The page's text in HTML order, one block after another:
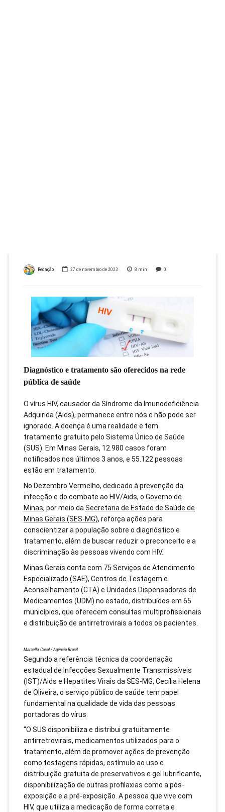
Redação 27 de novembro de 2023 8 min 0
Diagnóstico e tratamento são oferecidos na rede
pública de saúde
O vírus HIV, causador da Síndrome da Imunodeficiência
Adquirida (Aids), permanece entre nós e não pode ser
ignorado. A doença é uma realidade e tem
tratamento gratuito pelo Sistema Único de Saúde
(SUS). Em Minas Gerais, 12.980 casos foram
notificados nos últimos 3 anos, e 55.122 pessoas
estão em tratamento.
No Dezembro Vermelho, dedicado à prevenção da
infecção e do combate ao HIV/Aids, o Governo de
Minas, por meio da Secretaria de Estado de Saúde de
Minas Gerais (SES-MG), reforça ações para
conscientizar a população sobre o diagnóstico e
tratamento, além de buscar reduzir o preconceito e a
discriminação às pessoas vivendo com HIV.
Minas Gerais conta com 75 Serviços de Atendimento
Especializado (SAE), Centros de Testagem e
Aconselhamento (CTA) e Unidades Dispensadoras de
Medicamentos (UDM) no estado, distribuídos em 65
municípios, que oferecem consultas multiprofissionais
e distribuição de antirretrovirais a todos os pacientes.
Marcello Casal / Agência Brasil
Segundo a referência técnica da coordenação
estadual de Infecções Sexualmente Transmissíveis
(IST)/Aids e Hepatites Virais da SES-MG, Cecília Helena
de Oliveira, o serviço público de saúde tem papel
fundamental na qualidade de vida das pessoas
portadoras do vírus.
“O SUS disponibiliza e distribui gratuitamente
antirretrovirais, medicamentos utilizados para o
tratamento, além de promover ações de prevenção
como testagens rápidas, estímulo ao uso e
distribuição gratuita de preservativos e gel lubrificante,
disponibilização de outras profilaxias como a pós-
exposição e a pré-exposição. A pessoa que vive com
HIV, que utiliza a medicação de forma correta e